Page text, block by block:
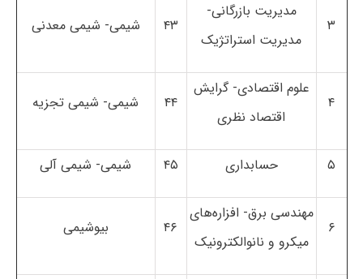
۳
مدیریت بازرگانی-
مدیریت استراتژیک
۴۳ شیمی- شیمی معدنی
۴
علوم اقتصادی- گرایش
اقتصاد نظری
۴۴ شیمی- شیمی تجزیه
۵ حسابداری ۴۵ شیمی- شیمی آلی
۶
مهندسی برق- افزاره‌های
میکرو و نانوالکترونیک
۴۶ بیوشیمی